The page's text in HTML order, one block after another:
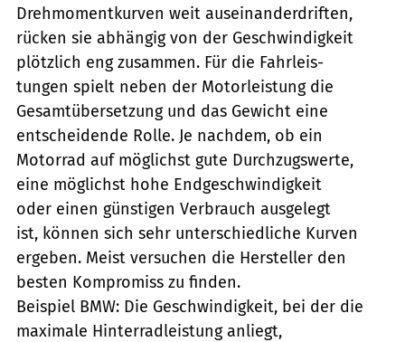
Drehmomentkurven weit auseinanderdriften,
rücken sie abhängig von der Geschwindigkeit
plötzlich eng zusammen. Für die Fahrleis-
tungen spielt neben der Motorleistung die
Gesamtübersetzung und das Gewicht eine
entscheidende Rolle. Je nachdem, ob ein
Motorrad auf möglichst gute Durchzugswerte,
eine möglichst hohe Endgeschwindigkeit
oder einen günstigen Verbrauch ausgelegt
ist, können sich sehr unterschiedliche Kurven
ergeben. Meist versuchen die Hersteller den
besten Kompromiss zu finden.
Beispiel BMW: Die Geschwindigkeit, bei der die
maximale Hinterradleistung anliegt,